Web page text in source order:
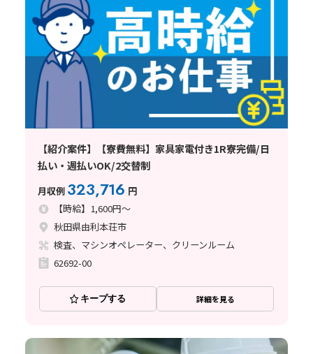
【紹介案件】【寮費無料】家具家電付き1R寮完備/日
払い・週払いOK/2交替制
月収例 323,716 円
【時給】1,600円～
秋田県由利本荘市
検査、マシンオペレーター、クリーンルーム
62692-00
キープする 詳細を見る